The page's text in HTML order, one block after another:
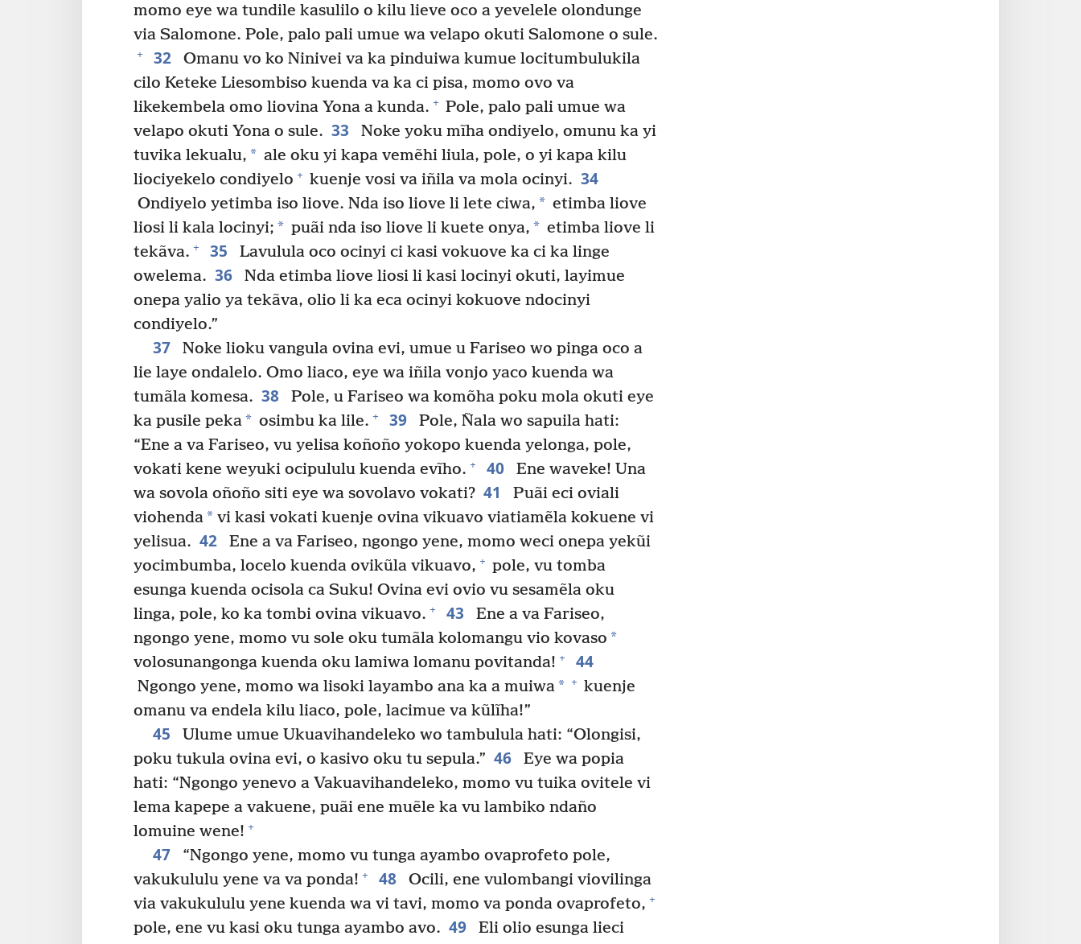
momo eye wa tundile kasulilo o kilu lieve oco a yevelele olondunge
via Salomone. Pole, palo pali umue wa velapo okuti Salomone o sule.
+ 32
Omanu vo ko Ninivei va ka pinduiwa kumue locitumbulukila
cilo Keteke Liesombiso kuenda va ka ci pisa, momo ovo va
likekembela omo liovina Yona a kunda. + Pole, palo pali umue wa
velapo okuti Yona o sule. 33
Noke yoku mĩha ondiyelo, omunu ka yi
tuvika lekualu, * ale oku yi kapa vemẽhi liula, pole, o yi kapa kilu
liociyekelo condiyelo + kuenje vosi va iñila va mola ocinyi. 34
Ondiyelo yetimba iso liove. Nda iso liove li lete ciwa, * etimba liove
liosi li kala locinyi; * puãi nda iso liove li kuete onya, * etimba liove li
tekãva. + 35
Lavulula oco ocinyi ci kasi vokuove ka ci ka linge
owelema. 36
Nda etimba liove liosi li kasi locinyi okuti, layimue
onepa yalio ya tekãva, olio li ka eca ocinyi kokuove ndocinyi
condiyelo.”
37
Noke lioku vangula ovina evi, umue u Fariseo wo pinga oco a
lie laye ondalelo. Omo liaco, eye wa iñila vonjo yaco kuenda wa
tumãla komesa. 38
Pole, u Fariseo wa komõha poku mola okuti eye
ka pusile peka* osimbu ka lile. + 39
Pole, Ñala wo sapuila hati:
“Ene a va Fariseo, vu yelisa koñoño yokopo kuenda yelonga, pole,
vokati kene weyuki ocipululu kuenda evĩho. + 40
Ene waveke! Una
wa sovola oñoño siti eye wa sovolavo vokati? 41
Puãi eci oviali
viohenda* vi kasi vokati kuenje ovina vikuavo viatiamẽla kokuene vi
yelisua. 42
Ene a va Fariseo, ngongo yene, momo weci onepa yekũi
yocimbumba, locelo kuenda ovikũla vikuavo, + pole, vu tomba
esunga kuenda ocisola ca Suku! Ovina evi ovio vu sesamẽla oku
linga, pole, ko ka tombi ovina vikuavo. + 43
Ene a va Fariseo,
ngongo yene, momo vu sole oku tumãla kolomangu vio kovaso *
volosunangonga kuenda oku lamiwa lomanu povitanda! + 44
Ngongo yene, momo wa lisoki layambo ana ka a muiwa* + kuenje
omanu va endela kilu liaco, pole, lacimue va kũlĩha!”
45
Ulume umue Ukuavihandeleko wo tambulula hati: “Olongisi,
poku tukula ovina evi, o kasivo oku tu sepula.” 46
Eye wa popia
hati: “Ngongo yenevo a Vakuavihandeleko, momo vu tuika ovitele vi
lema kapepe a vakuene, puãi ene muẽle ka vu lambiko ndaño
lomuine wene! +
47
“Ngongo yene, momo vu tunga ayambo ovaprofeto pole,
vakukululu yene va va ponda! + 48
Ocili, ene vulombangi viovilinga
via vakukululu yene kuenda wa vi tavi, momo va ponda ovaprofeto, +
pole, ene vu kasi oku tunga ayambo avo. 49
Eli olio esunga lieci